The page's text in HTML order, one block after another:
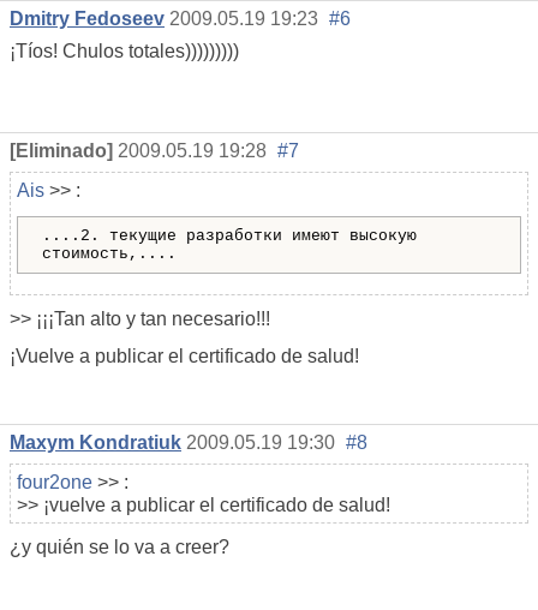
Dmitry Fedoseev 2009.05.19 19:23 #6
¡Tíos! Chulos totales)))))))))
[Eliminado] 2009.05.19 19:28 #7
Ais >> :
.... 2. текущие разработки имеют высокую
стоимость,....
>> ¡¡¡Tan alto y tan necesario!!!
¡Vuelve a publicar el certificado de salud!
Maxym Kondratiuk 2009.05.19 19:30 #8
four2one >> :
>> ¡vuelve a publicar el certificado de salud!
¿y quién se lo va a creer?